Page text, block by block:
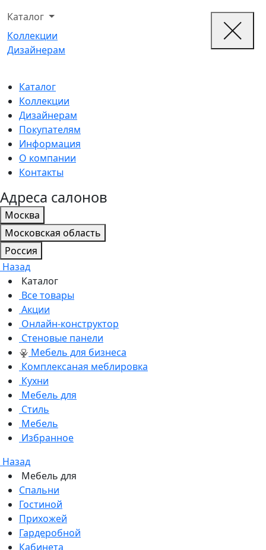
Каталог
Коллекции
Дизайнерам
Каталог
Коллекции
Дизайнерам
Покупателям
Информация
О компании
Контакты
Адреса салонов
Москва
Московская область
Россия
Назад
Каталог
Все товары
Акции
Онлайн-конструктор
Стеновые панели
Мебель для бизнеса
Комплексаная меблировка
Кухни
Мебель для
Стиль
Мебель
Избранное
Назад
Мебель для
Спальни
Гостиной
Прихожей
Гардеробной
Кабинета